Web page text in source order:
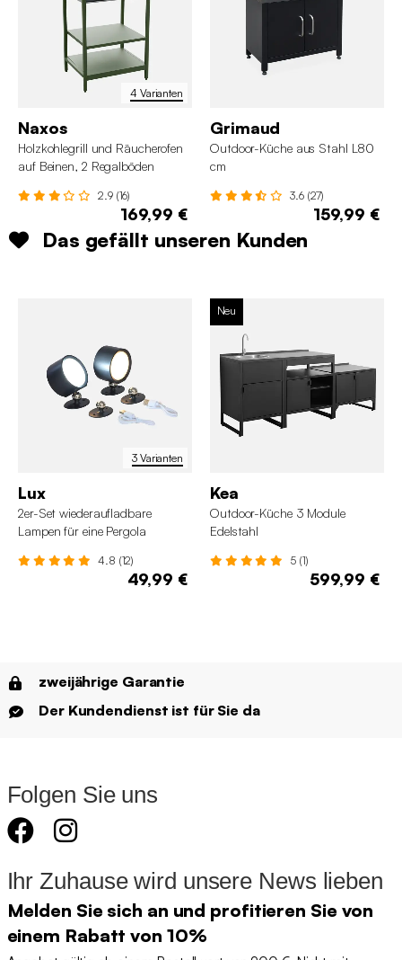
4 Varianten
Naxos
Holzkohlegrill und Räucherofen
auf Beinen, 2 Regalböden
2.9 (16)
169,99 €
Grimaud
Outdoor-Küche aus Stahl L80
cm
3.6 (27)
159,99 €
Das gefällt unseren Kunden
3 Varianten
Lux
2er-Set wiederaufladbare
Lampen für eine Pergola
4.8 (12)
49,99 €
Neu
Kea
Outdoor-Küche 3 Module
Edelstahl
5 (1)
599,99 €
zweijährige Garantie
Der Kundendienst ist für Sie da
Folgen Sie uns
Ihr Zuhause wird unsere News lieben
Melden Sie sich an und profitieren Sie von
einem Rabatt von 10%